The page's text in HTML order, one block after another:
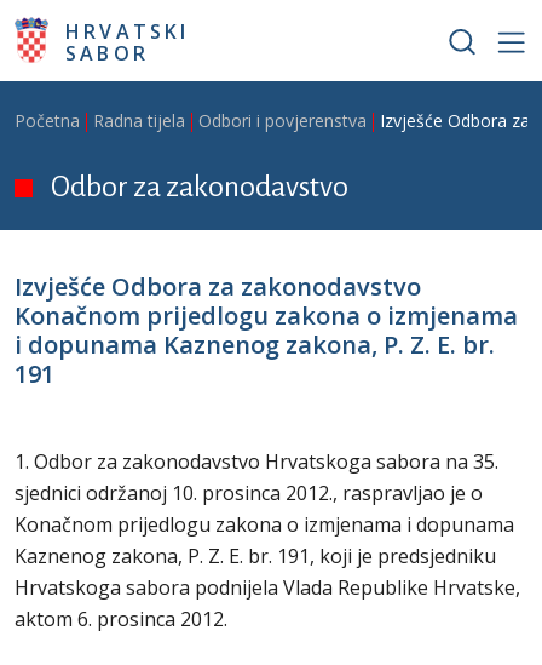
Skoči na glavni sadržaj
HRVATSKI
SABOR
Breadcrumb
Početna Radna tijela Odbori i povjerenstva Izvješće Odbora za
Odbor za zakonodavstvo
Izvješće Odbora za zakonodavstvo
Konačnom prijedlogu zakona o izmjenama
i dopunama Kaznenog zakona, P. Z. E. br.
191
1. Odbor za zakonodavstvo Hrvatskoga sabora na 35.
sjednici održanoj 10. prosinca 2012., raspravljao je o
Konačnom prijedlogu zakona o izmjenama i dopunama
Kaznenog zakona, P. Z. E. br. 191, koji je predsjedniku
Hrvatskoga sabora podnijela Vlada Republike Hrvatske,
aktom 6. prosinca 2012.